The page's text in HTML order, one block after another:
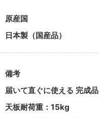
原産国
日本製（国産品）
備考
届いて直ぐに使える 完成品
天板耐荷重：15kg